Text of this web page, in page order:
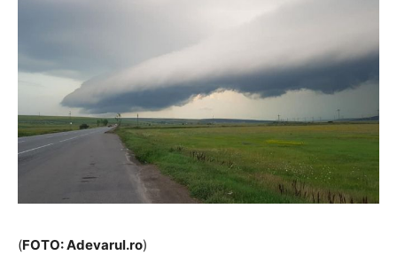
Utile
Publică gratuit anunțul tău!
(FOTO: Adevarul.ro)